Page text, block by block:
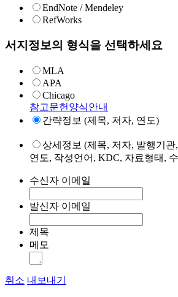
EndNote / Mendeley
RefWorks
서지정보의 형식을 선택하세요
MLA
APA
Chicago
참고문헌양식안내
간략정보 (제목, 저자, 연도)
상세정보 (제목, 저자, 발행기
연도, 작성언어, KDC, 자료형태,
수신자 이메일
발신자 이메일
제목
메모
취소 내보내기